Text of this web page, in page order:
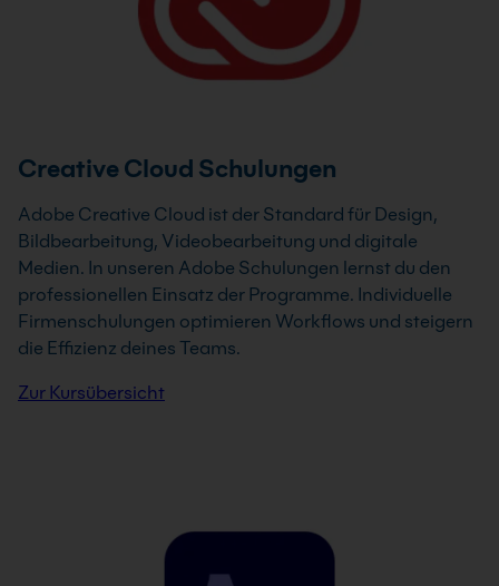
Creative Cloud Schulungen
Adobe Creative Cloud ist der Standard für Design,
Bildbearbeitung, Videobearbeitung und digitale
Medien. In unseren Adobe Schulungen lernst du den
professionellen Einsatz der Programme. Individuelle
Firmenschulungen optimieren Workflows und steigern
die Effizienz deines Teams.
Zur Kursübersicht